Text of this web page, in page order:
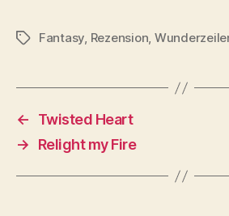
Schlagwörter
Fantasy, Rezension,
←
Twisted Heart
→
Relight my Fire